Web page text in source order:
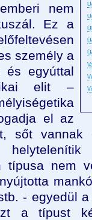
nem
Ez a
személy a
és egyúttal
elit –
el az
sőt vannak
típusa nem
- egyedül
a típust